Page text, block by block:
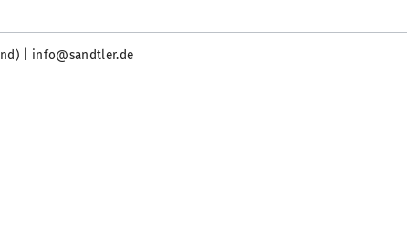
| info@sandtler.de